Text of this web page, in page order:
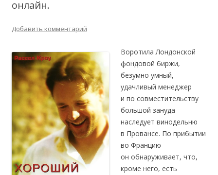
онлайн.
Добавить комментарий
Воротила Лондонской
фондовой биржи,
безумно умный,
удачливый менеджер
и по совместительству
большой зануда
наследует винодельню
в Провансе. По прибытии
во Францию
он обнаруживает, что,
кроме него, есть